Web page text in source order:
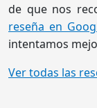
de que nos
reseña en
intentamos
Ver todas las